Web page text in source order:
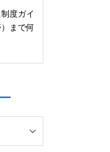
度ガイ
まで何